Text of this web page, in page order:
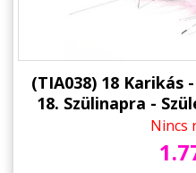
(TIA038) 18 Karikás
18. Szülinapra -
Nincs